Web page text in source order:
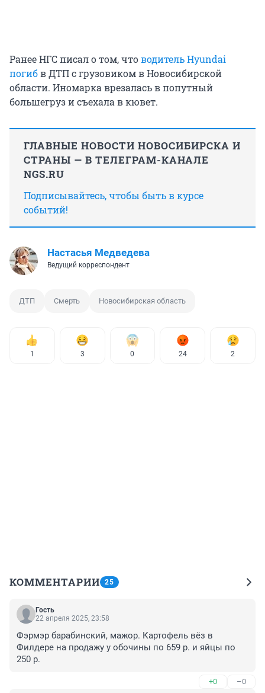
Ранее НГС писал о том, чтоводитель Hyundai
погибв ДТП с грузовиком в Новосибирской
области. Иномарка врезалась в попутный
большегруз и съехала в кювет.
ГЛАВНЫЕ НОВОСТИ НОВОСИБИРСКА И
СТРАНЫ — В ТЕЛЕГРАМ-КАНАЛЕ
NGS.RU
Подписывайтесь, чтобы быть в курсе
событий!
Настасья Медведева
Ведущий корреспондент
ДТП Смерть Новосибирская область
1 3 0 24 2
КОММЕНТАРИИ 25
Гость
22 апреля 2025, 23:58
Фэрмэр барабинский, мажор. Картофель вёз в
Филдере на продажу у обочины по 659 р. и яйцы по
250 р.
+0 –0